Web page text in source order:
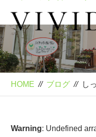
Blog
ブログ
HOME // ブログ // し
Warning: Undefined